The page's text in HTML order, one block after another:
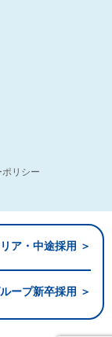
ア・中途採用 ＞
ープ新卒採用 ＞
ポリシー